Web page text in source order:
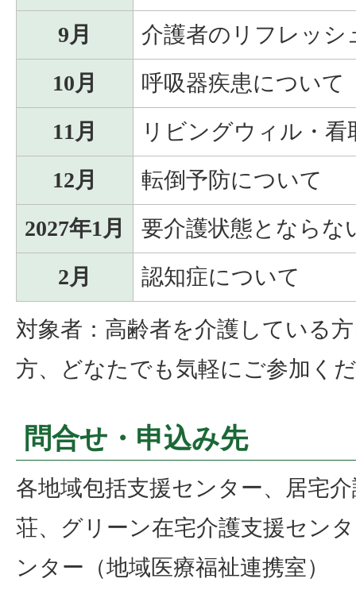
9月
介護者のリフレッシ
10月
呼吸器疾患について
11月
リビングウィル・看
12月
転倒予防について
2027年1月
要介護状態とならな
2月
認知症について
対象者：高齢者を介護している
方、どなたでも気軽にご参加く
問合せ・申込み先
各地域包括支援センター、居宅
荘、グリーン在宅介護支援セン
ンター（地域医療福祉連携室）